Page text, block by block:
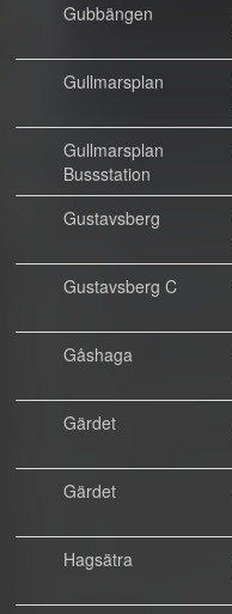
Gubbängen
Gullmarsplan
Gullmarsplan
Bussstation
Gustavsberg
Gustavsberg C
Gåshaga
Gärdet
Gärdet
Hagsätra